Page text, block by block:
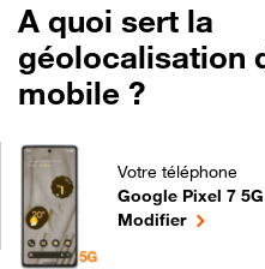
A quoi sert la
géolocalisation
mobile ?
Votre téléphone
Google Pixel 7 5G
A quoi sert la
Modifierle